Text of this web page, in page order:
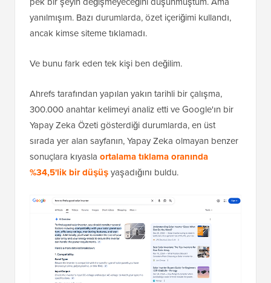
yanılmışım. Bazı durumlarda, özet içeriğimi kullandı,
ancak kimse siteme tıklamadı.
Ve bunu fark eden tek kişi ben değilim.
Ahrefs tarafından yapılan yakın tarihli bir çalışma,
300.000 anahtar kelimeyi analiz etti ve Google'ın bir
Yapay Zeka Özeti gösterdiği durumlarda, en üst
sırada yer alan sayfanın, Yapay Zeka olmayan benzer
sonuçlara kıyasla ortalama tıklama oranında
%34,5'lik bir düşüşyaşadığını buldu.